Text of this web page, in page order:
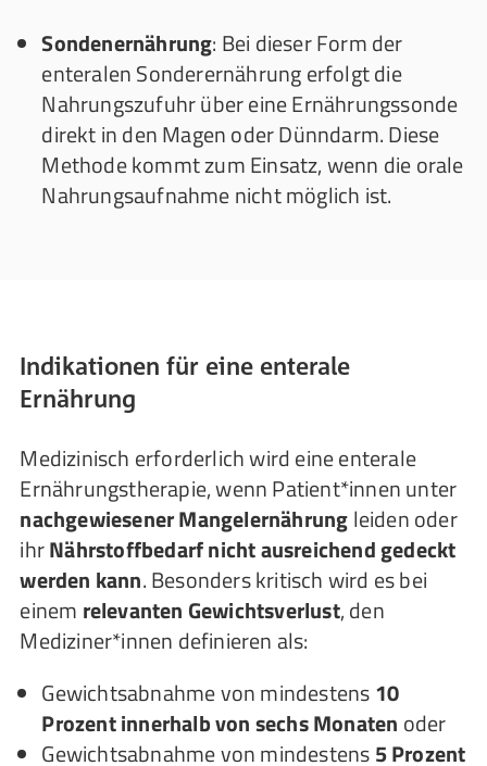
Sondenernährung: Bei dieser Form der
enteralen Sonderernährung erfolgt die
Nahrungszufuhr über eine Ernährungssonde
direkt in den Magen oder Dünndarm. Diese
Methode kommt zum Einsatz, wenn die orale
Nahrungsaufnahme nicht möglich ist.
Indikationen für eine enterale
Ernährung
Medizinisch erforderlich wird eine enterale
Ernährungstherapie, wenn Patient*innen unter
nachgewiesener Mangelernährungleiden oder
ihrNährstoffbedarf nicht ausreichend gedeckt
werden kann. Besonders kritisch wird es bei
einem relevanten Gewichtsverlust, den
Mediziner*innen definieren als:
Gewichtsabnahme von mindestens10
Prozent innerhalb von sechs Monaten oder
Gewichtsabnahme von mindestens5 Prozent